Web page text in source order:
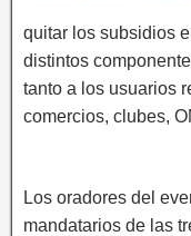
quitar los subsidios
distintos
tanto a los usuarios
comercios, clubes,
Los oradores del
mandatarios de las